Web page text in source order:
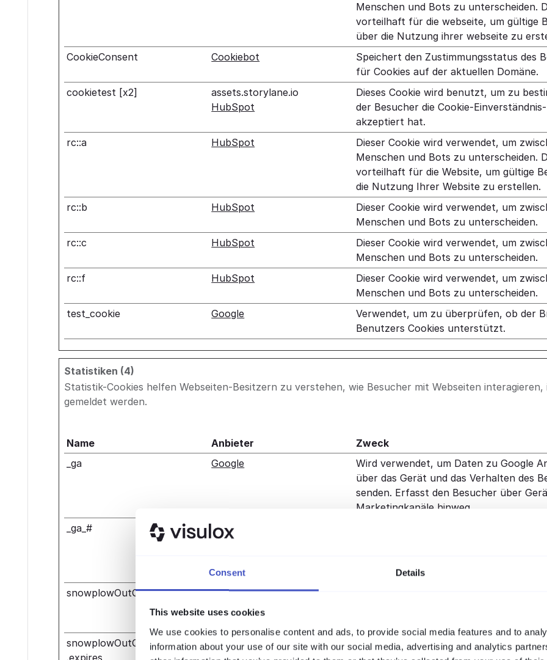
Consent Details
This website uses cookies
We use cookies to personalise content and ads, to provide social media features and to
information about your use of our site with our social media, advertising and analytics
Menschen und Bots zu unterscheiden.
vorteilhaft für die webseite, um gültige
über die Nutzung ihrer webseite zu
CookieConsent
Cookiebot
Speichert den Zustimmungsstatus des
für Cookies auf der aktuellen Domäne.
cookietest [x2]
assets.storylane.io
HubSpot
Dieses Cookie wird benutzt, um zu
der Besucher die Cookie-
akzeptiert hat.
rc::a
HubSpot
Dieser Cookie wird verwendet, um
Menschen und Bots zu unterscheiden.
vorteilhaft für die Website, um gültige
die Nutzung Ihrer Website zu erstellen.
rc::b
HubSpot
Dieser Cookie wird verwendet, um
Menschen und Bots zu unterscheiden.
rc::c
HubSpot
Dieser Cookie wird verwendet, um
Menschen und Bots zu unterscheiden.
rc::f
HubSpot
Dieser Cookie wird verwendet, um
Menschen und Bots zu unterscheiden.
test_cookie
Google
Verwendet, um zu überprüfen, ob der
Benutzers Cookies unterstützt.
Statistiken (4)
Statistik-Cookies helfen Webseiten-Besitzern zu verstehen, wie Besucher mit Webseiten
gemeldet werden.
Name Anbieter
Zweck
_ga
Google
Wird verwendet, um Daten zu Google
über das Gerät und das Verhalten des
senden. Erfasst den Besucher über
Marketingkanäle hinweg.
_ga_#
Google
Marketingkanäle hinweg.
snowplowOutQueue_#_post2 Capterra
snowplowOutQueue_#_post2
.expires
Capterra
Registriert statistische Daten über das
der Besucher auf der Website. Wird